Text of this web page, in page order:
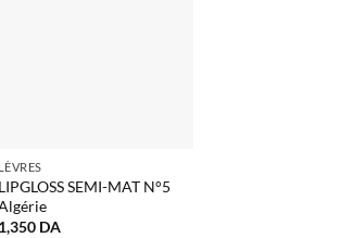
LÈVRES
LIPGLOSS SEMI-MAT N°5
1,350 DA